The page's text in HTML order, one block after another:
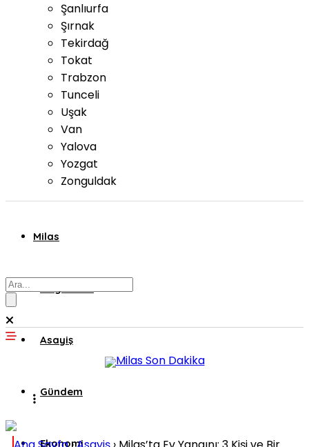
Şanlıurfa
Şırnak
Tekirdağ
Tokat
Trabzon
Tunceli
Uşak
Van
Yalova
Yozgat
Zonguldak
Milas
Muğla’dan
Asayiş
Gündem
Ekonomi